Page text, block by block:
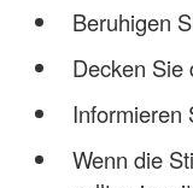
Beruhigen
Decken Sie
Informieren
Wenn die